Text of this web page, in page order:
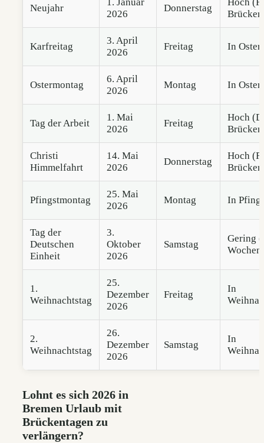
Neujahr
1. Januar
2026
Donnerstag
Hoch
Karfreitag
3. April
2026
Freitag In
Ostermontag
6. April
2026
Montag In
Tag der Arbeit
1. Mai
2026
Freitag
Hoch
Christi
Himmelfahrt
14. Mai
2026
Donnerstag
Hoch
Pfingstmontag
25. Mai
2026
Montag In
Tag der
Deutschen
Einheit
3.
Oktober
2026
Samstag
Gering
1.
Weihnachtstag
25.
Dezember
2026
Freitag
In
2.
Weihnachtstag
26.
Dezember
2026
Samstag
In
Lohnt es sich 2026 in
Bremen Urlaub mit
Brückentagen zu
verlängern?